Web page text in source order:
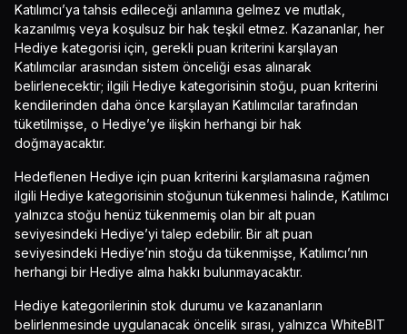
Katılımcı’ya tahsis edileceği anlamına gelmez ve mutlak,
kazanılmış veya koşulsuz bir hak teşkil etmez. Kazananlar, her
Hediye kategorisi için, gerekli puan kriterini karşılayan
Katılımcılar arasından sistem önceliği esas alınarak
belirlenecektir; ilgili Hediye kategorisinin stoğu, puan kriterini
kendilerinden daha önce karşılayan Katılımcılar tarafından
tüketilmişse, o Hediye’ye ilişkin herhangi bir hak
doğmayacaktır.
Hedeflenen Hediye için puan kriterini karşılamasına rağmen
ilgili Hediye kategorisinin stoğunun tükenmesi halinde, Katılımcı
yalnızca stoğu henüz tükenmemiş olan bir alt puan
seviyesindeki Hediye’yi talep edebilir. Bir alt puan
seviyesindeki Hediye’nin stoğu da tükenmişse, Katılımcı’nın
herhangi bir Hediye alma hakkı bulunmayacaktır.
Hediye kategorilerinin stok durumu ve kazananların
belirlenmesinde uygulanacak öncelik sırası, yalnızca WhiteBIT